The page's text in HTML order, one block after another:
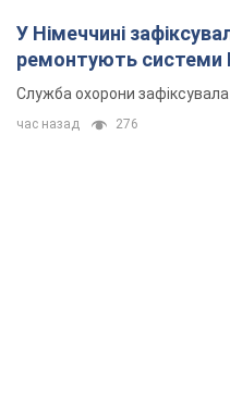
У Німеччині
ремонтують системи
Служба охорони
час назад 276